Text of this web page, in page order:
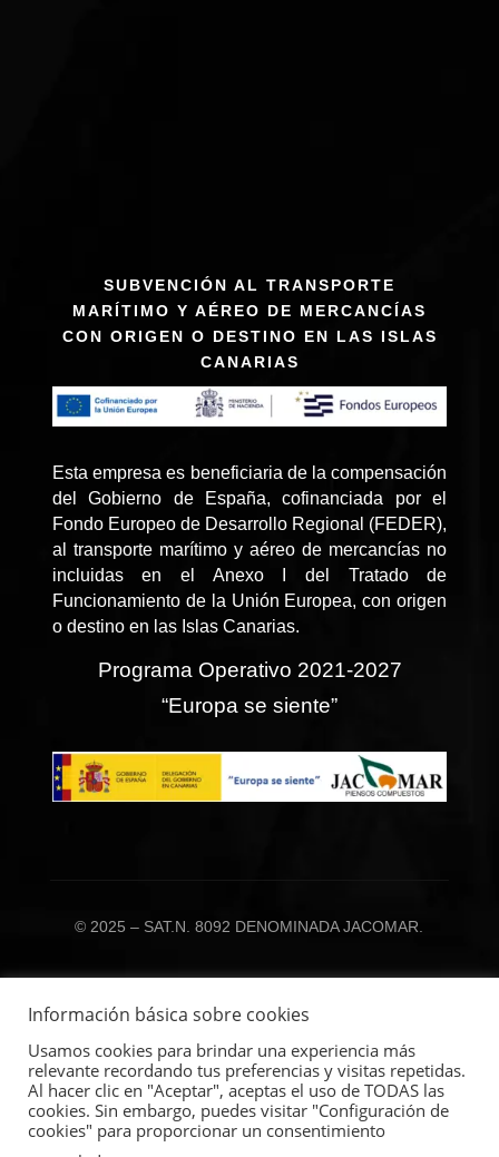
SUBVENCIÓN AL TRANSPORTE
MARÍTIMO Y AÉREO DE MERCANCÍAS
CON ORIGEN O DESTINO EN LAS ISLAS
CANARIAS
Esta empresa es beneficiaria de la compensación
del Gobierno de España, cofinanciada por el
Fondo Europeo de Desarrollo Regional (FEDER),
al transporte marítimo y aéreo de mercancías no
incluidas en el Anexo I del Tratado de
Funcionamiento de la Unión Europea, con origen
o destino en las Islas Canarias.
Programa Operativo 2021-2027
“Europa se siente”
© 2025 – SAT.N. 8092 DENOMINADA JACOMAR.
Copyright © 2017 – 2025 Satjacomar | Todos los
Información básica sobre cookies
Usamos cookies para brindar una experiencia más
relevante recordando tus preferencias y visitas repetidas.
Al hacer clic en "Aceptar", aceptas el uso de TODAS las
cookies. Sin embargo, puedes visitar "Configuración de
cookies" para proporcionar un consentimiento